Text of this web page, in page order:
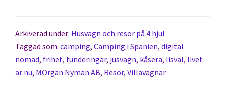
Arkiverad under: Husvagn och resor på 4 hjul
Taggad som: camping, Camping i Spanien, digital
nomad, frihet, funderingar, jusvagn, kåsera, lisval, livet
är nu, MOrgan Nyman AB, Resor, Villavagnar